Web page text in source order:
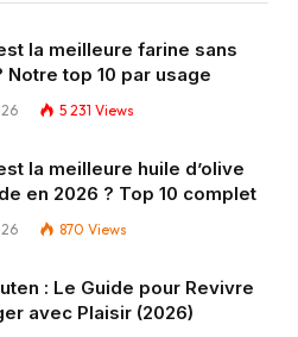
la meilleure farine sans
Notre top 10 par usage
5 231 Views
la meilleure huile d’olive
en 2026 ? Top 10 complet
870 Views
: Le Guide pour Revivre
avec Plaisir (2026)